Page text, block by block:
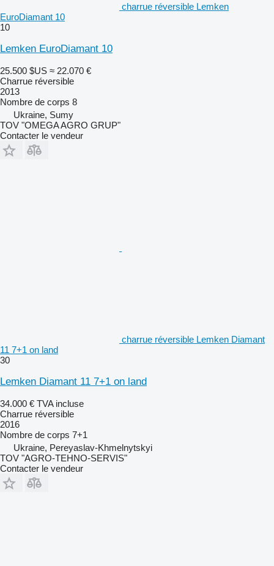
charrue réversible Lemken
EuroDiamant 10
10
Lemken EuroDiamant 10
25.500 $US ≈ 22.070 €
Charrue réversible
2013
Nombre de corps 8
Ukraine, Sumy
TOV "OMEGA AGRO GRUP"
Contacter le vendeur
charrue réversible Lemken Diamant
11 7+1 on land
30
Lemken Diamant 11 7+1 on land
34.000 € TVA incluse
Charrue réversible
2016
Nombre de corps 7+1
Ukraine, Pereyaslav-Khmelnytskyi
TOV "AGRO-TEHNO-SERVIS"
Contacter le vendeur